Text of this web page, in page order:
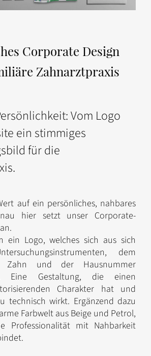
Corporate Design
Zahnarztpraxis
Vom Logo
ein stimmiges
für die
auf ein persönliches, nahbares
hier setzt unser Corporate-
ein Logo, welches sich aus sich
dem
Zahn und der Hausnummer
Eine Gestaltung, die einen
Charakter hat und
technisch wirkt. Ergänzend dazu
Farbwelt aus Beige und Petrol,
Professionalität mit Nahbarkeit